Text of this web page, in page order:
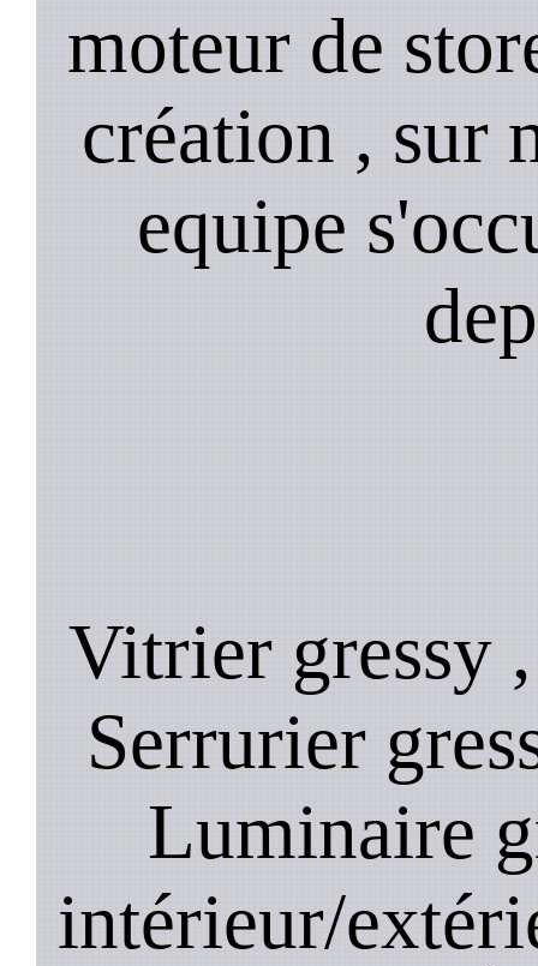
moteur de
création , sur
equipe
Vitrier gressy
Serrurier
Luminaire
intérieur/